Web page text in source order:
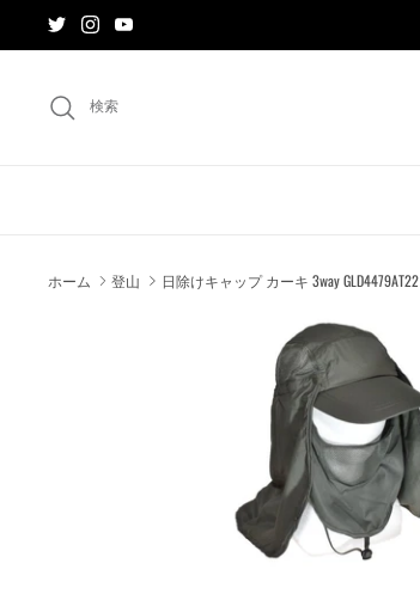
検索
ホーム 登山 日除けキャップ カーキ 3way GLD4479AT22